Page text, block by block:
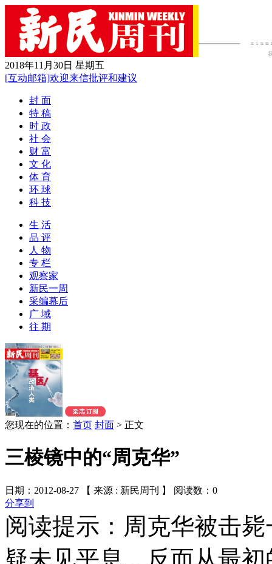
2018年11月30日 星期五
[互动邮箱]欢迎来信批评和建议
封 面
特 稿
时 政
社 会
财 富
文 化
体 育
环 球
科 技
生 活
品 评
人 物
专 栏
观察家
新民一周
采编幕后
广 域
往 期
您现在的位置： 首页 封面 > 正文
三棱镜中的“周克华”
日期：2012-08-27 【 来源 : 新民周刊 】 阅读数： 0
分享到
阅读提示：周克华被击
疑未见平息，反而从最